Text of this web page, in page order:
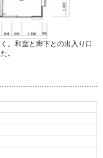
。和室と廊下との出入り口
。